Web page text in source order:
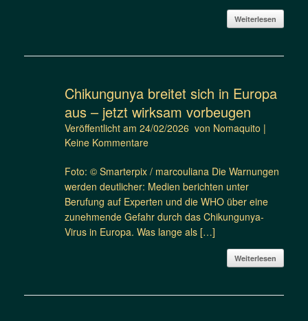
Weiterlesen
Chikungunya breitet sich in Europa
aus – jetzt wirksam vorbeugen
Veröffentlicht am 24/02/2026 von Nomaquito |
Keine Kommentare
Foto: © Smarterpix / marcouliana Die Warnungen
werden deutlicher: Medien berichten unter
Berufung auf Experten und die WHO über eine
zunehmende Gefahr durch das Chikungunya-
Virus in Europa. Was lange als […]
Weiterlesen